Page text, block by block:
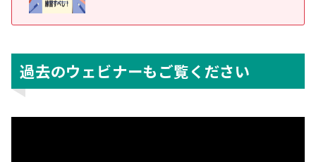
過去のウェビナーもご覧ください